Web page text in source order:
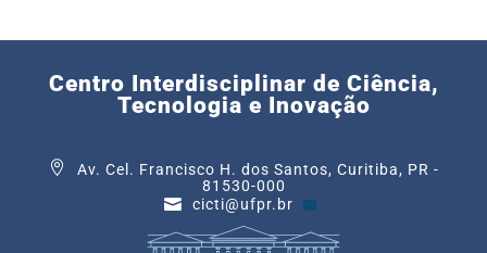
Centro Interdisciplinar de Ciência,
Tecnologia e Inovação
Av. Cel. Francisco H. dos Santos, Curitiba, PR -
81530-000
cicti@ufpr.br